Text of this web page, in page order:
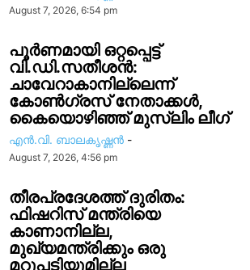
August 7, 2026, 6:54 pm
പൂർണമായി ഒറ്റപ്പെട്ട്
വി.ഡി.സതീശൻ:
ചാവേറാകാനില്ലെന്ന്
കോൺഗ്രസ് നേതാക്കൾ,
കൈയൊഴിഞ്ഞ് മുസ്ലിം ലീഗ്
എൻ.വി. ബാലകൃഷ്ണൻ -
August 7, 2026, 4:56 pm
തീരപ്രദേശത്ത് ദുരിതം:
ഫിഷറിസ്‌ മന്ത്രിയെ
കാണാനില്ല,
മുഖ്യമന്ത്രിക്കും ഒരു
മറുപടിയുമില്ല